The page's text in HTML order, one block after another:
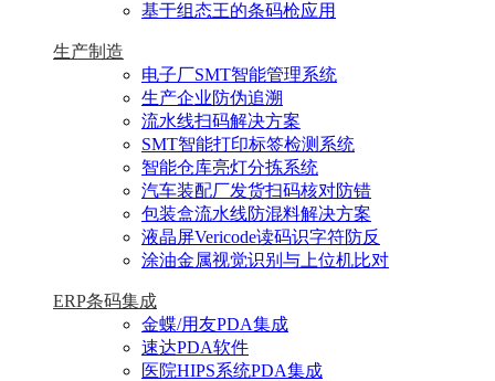
基于组态王的条码枪应用
生产制造
电子厂SMT智能管理系统
生产企业防伪追溯
流水线扫码解决方案
SMT智能打印标签检测系统
智能仓库亮灯分拣系统
汽车装配厂发货扫码核对防错
包装盒流水线防混料解决方案
液晶屏Vericode读码识字符防反
涂油金属视觉识别与上位机比对
ERP条码集成
金蝶/用友PDA集成
速达PDA软件
医院HIPS系统PDA集成